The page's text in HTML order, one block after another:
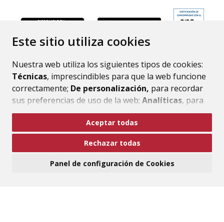
Este sitio utiliza cookies
Nuestra web utiliza los siguientes tipos de cookies:
Técnicas, imprescindibles para que la web funcione
correctamente; De personalización, para recordar
sus preferencias de uso de la web; Analíticas, para
mejorar el funcionamiento de la web y sus servicios.
Si acepta pulsando el botón“Aceptar todas”
consideramos que acepta su uso. Si pulsa el botón
ninguna acción, se guardarán las cookies técnicas
Aceptar todas
Rechazar todas
Panel de configuración de Cookies